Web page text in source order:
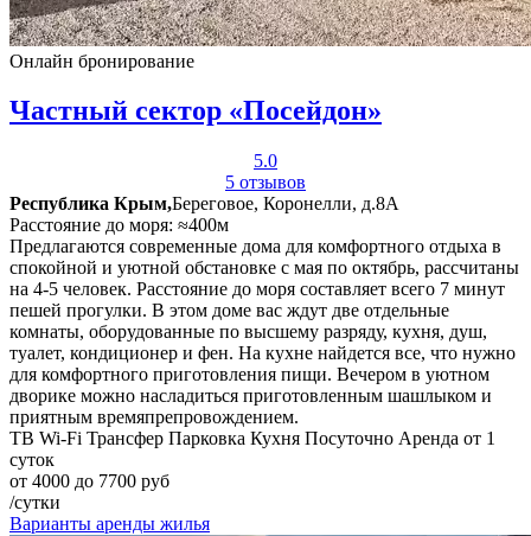
Онлайн бронирование
Частный сектор «Посейдон»
5.0
5 отзывов
Республика Крым,Береговое, Коронелли, д.8А
Расстояние до моря: ≈400м
Предлагаются современные дома для комфортного отдыха в
спокойной и уютной обстановке с мая по октябрь, рассчитаны
на 4-5 человек. Расстояние до моря составляет всего 7 минут
пешей прогулки. В этом доме вас ждут две отдельные
комнаты, оборудованные по высшему разряду, кухня, душ,
туалет, кондиционер и фен. На кухне найдется все, что нужно
для комфортного приготовления пищи. Вечером в уютном
дворике можно насладиться приготовленным шашлыком и
приятным времяпрепровождением.
ТВ Wi-Fi Трансфер Парковка Кухня Посуточно Аренда от 1
суток
от 4000 до 7700 руб
/сутки
Варианты аренды жилья